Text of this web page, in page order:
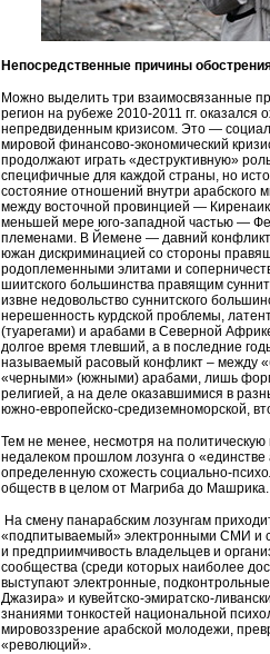
Непосредственные причины
Можно выделить три взаимосвязанные
регион на рубеже 2010-2011 гг.
непредвиденным кризисом. Это —
мировой финансово-экономический
продолжают играть «деструктивную»
специфичные для каждой страны, но
состояние отношений внутри арабского
между восточной провинцией —
меньшей мере юго-западной частью —
племенами. В Йемене — давний
южан дискриминацией со стороны
родоплеменными элитами и
шиитского большинства правящим
извне недовольство суннитского
нерешенность курдской проблемы,
(туарегами) и арабами в Северной
долгое время тлевший, а в последние
называемый расовый конфликт – между
«черными» (южными) арабами, лишь
религией, а на деле оказавшимися в
южно-европейско-средиземноморской,
Тем не менее, несмотря на политическую
недалеком прошлом лозунга о
определенную схожесть социально-
обществ в целом от Магриба до Машрика.
На смену панарабским лозунгам
«подпитываемый» электронными СМИ и
и предприимчивость владельцев и
сообщества (среди которых наиболее
выступают электронные,
Джазира» и кувейтско-эмиратско-
знаниями тонкостей национальной
мировоззрение арабской молодежи,
«революций».